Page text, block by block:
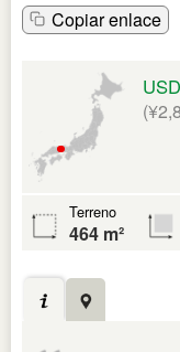
Copiar enlace
USD
Terreno
464 m²